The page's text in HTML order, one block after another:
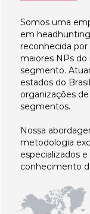
Somos uma
em
reconhecida
maiores NPs
segmento.
estados do
organizações
segmentos.
Nossa
metodologia
especializados
conhecimento